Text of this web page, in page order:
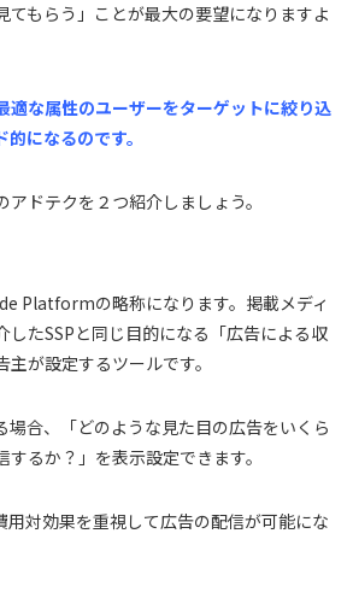
てもらう」ことが最大の要望になりますよ
適な属性のユーザーをターゲットに絞り込
になるのです。
ドテクを２つ紹介しましょう。
Platformの略称になります。掲載メディ
したSSPと同じ目的になる「広告による収
が設定するツールです。
場合、「どのような見た目の広告をいくら
るか？」を表示設定できます。
用対効果を重視して広告の配信が可能にな